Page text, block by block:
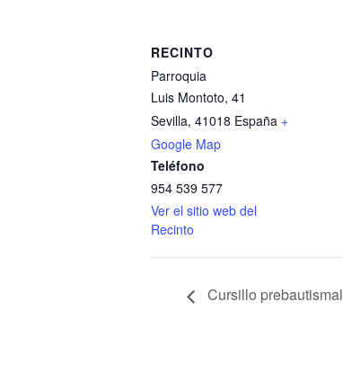
RECINTO
Parroquia
Luis Montoto, 41
Sevilla, 41018 España +
Google Map
Teléfono
954 539 577
Ver el sitio web del
Recinto
Cursillo prebautismal